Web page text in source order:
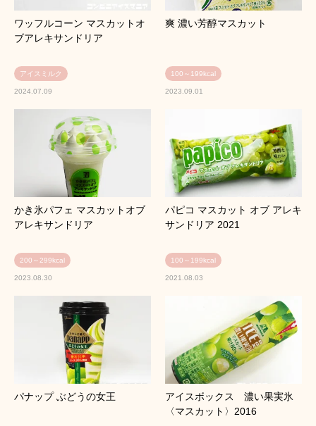
ワッフルコーン マスカットオ
ブアレキサンドリア
アイスミルク
2024.07.09
爽 濃い芳醇マスカット
100～199kcal
2023.09.01
かき氷パフェ マスカットオブ
アレキサンドリア
200～299kcal
2023.08.30
パピコ マスカット オブ アレキ
サンドリア 2021
100～199kcal
2021.08.03
パナップ ぶどうの女王
アイスボックス 濃い果実氷
〈マスカット〉2016